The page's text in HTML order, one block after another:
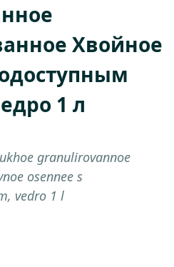
Хвойное
1 л
granulirovannoe
osennee s
vedro 1 l